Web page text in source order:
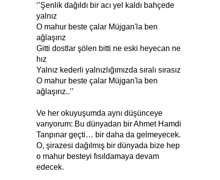
‘’Şenlik dağıldı bir acı yel kaldı bahçede
yalnız
O mahur beste çalar Müjgan'la ben
ağlaşırız
Gitti dostlar şölen bitti ne eski heyecan ne
hız
Yalnız kederli yalnızlığımızda sıralı sırasız
O mahur beste çalar Müjgan'la ben
ağlaşırız..’’
Ve her okuyuşumda aynı düşünceye
varıyorum: Bu dünyadan bir Ahmet Hamdi
Tanpınar geçti… bir daha da gelmeyecek.
O, şirazesi dağılmış bir dünyada bize hep
o mahur besteyi fısıldamaya devam
edecek.